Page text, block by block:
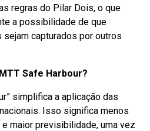
regras do Pilar Dois, o que
a possibilidade de que
capturados por outros
Safe Harbour?
simplifica a aplicação das
Isso significa menos
maior previsibilidade, uma vez